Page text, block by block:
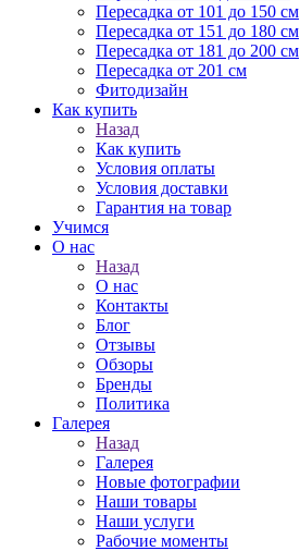
Пересадка от 101 до 150 см
Пересадка от 151 до 180 см
Пересадка от 181 до 200 см
Пересадка от 201 см
Фитодизайн
Как купить
Назад
Как купить
Условия оплаты
Условия доставки
Гарантия на товар
Учимся
О нас
Назад
О нас
Контакты
Блог
Отзывы
Обзоры
Бренды
Политика
Галерея
Назад
Галерея
Новые фотографии
Наши товары
Наши услуги
Рабочие моменты